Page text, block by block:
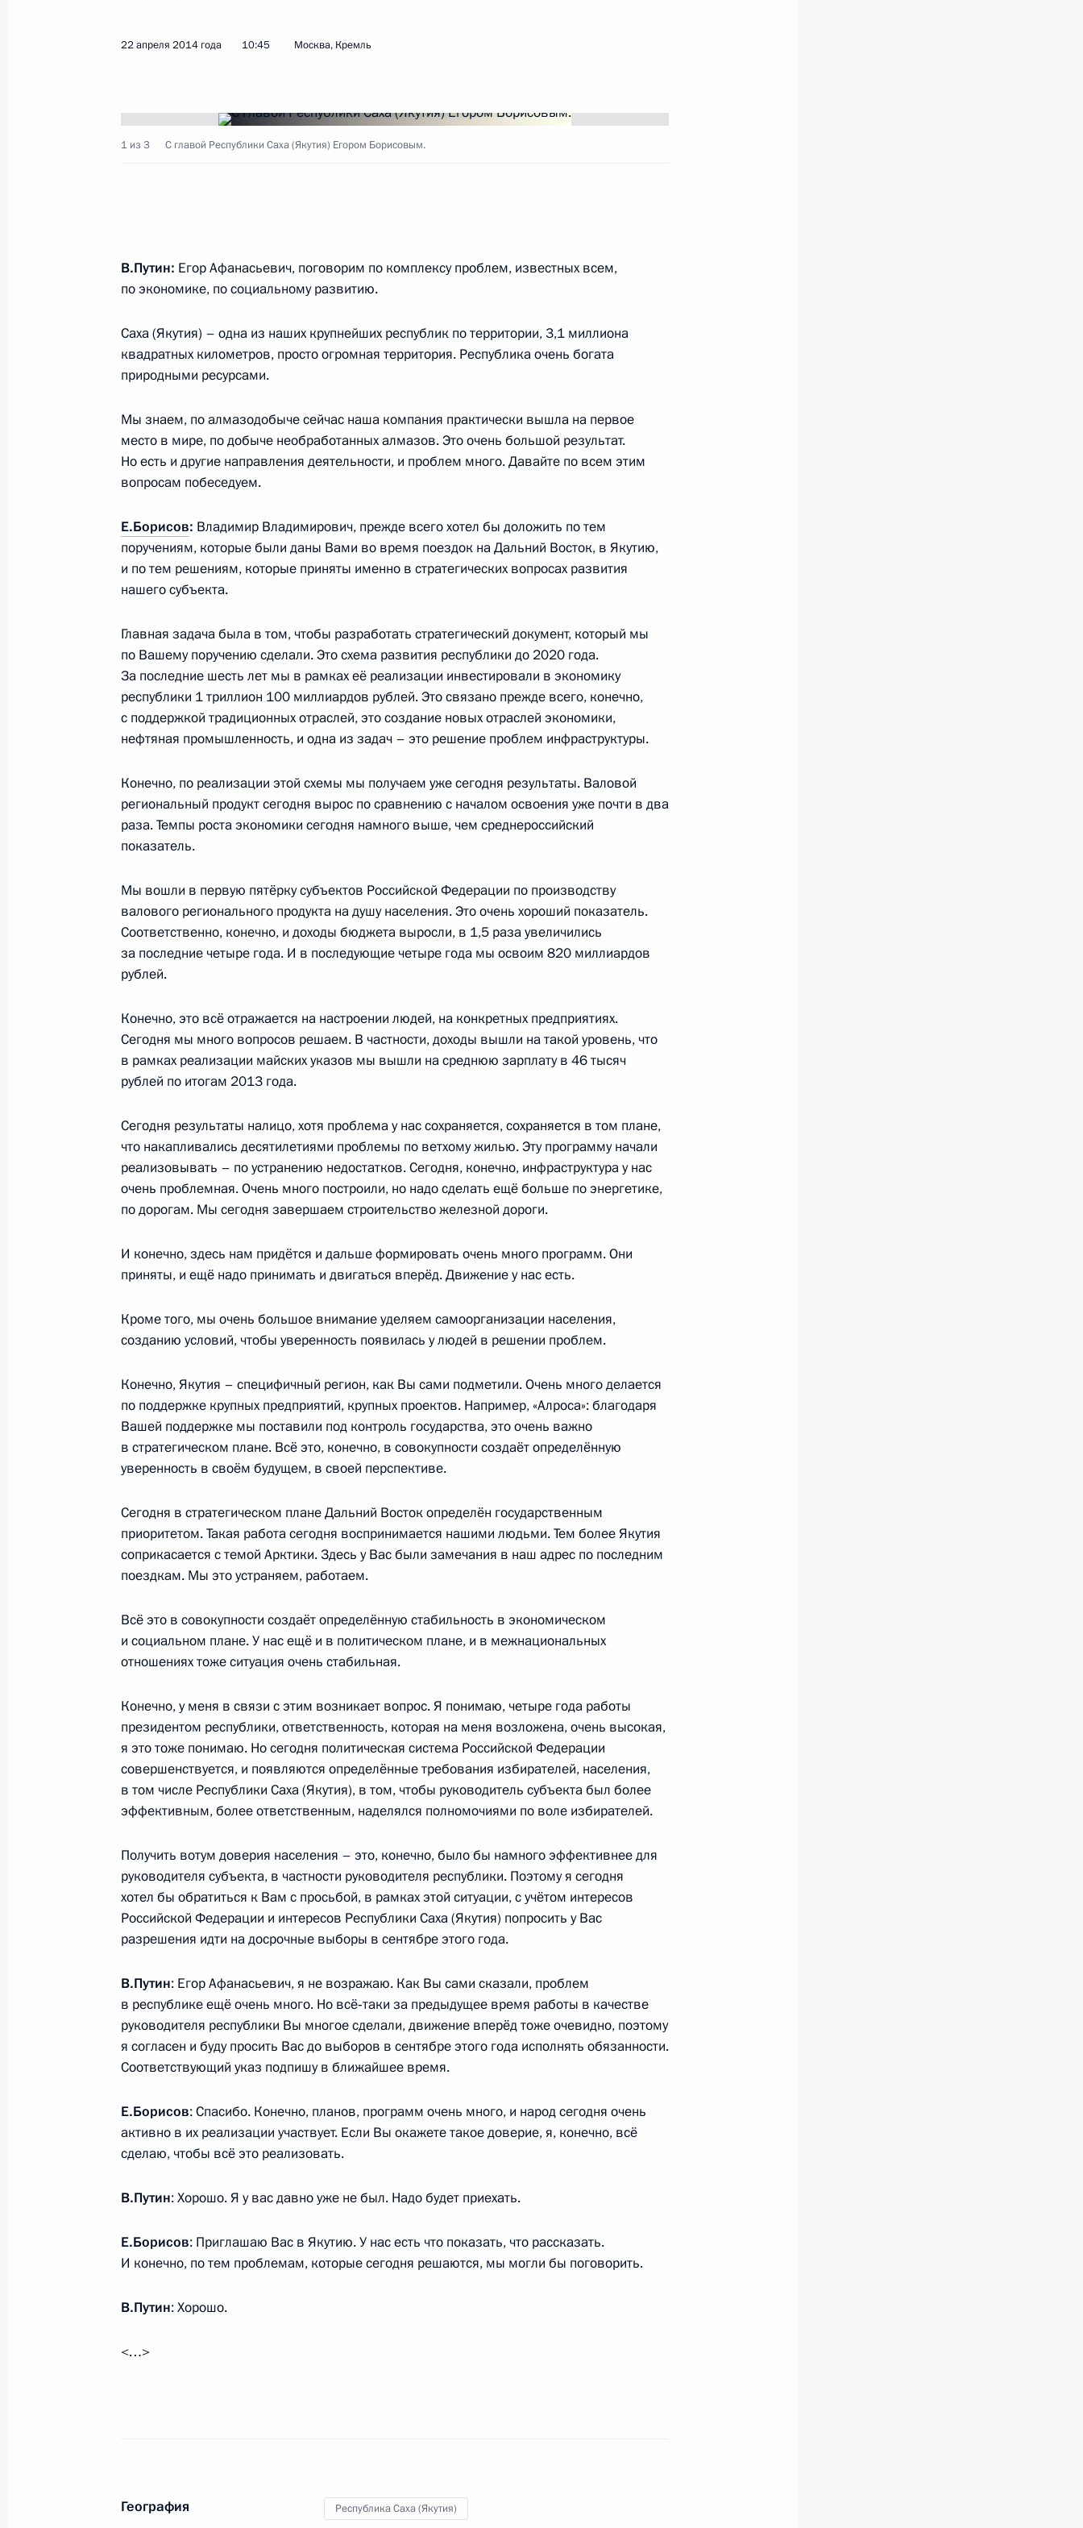
Показать следующие материалы
28 апреля 2014 года, понедельник
Совещание по вопросам стабильного развития моногородов
28 апреля 2014 года, 15:40 Петрозаводск
25 апреля 2014 года, пятница
Заседание Комиссии по военно-техническому сотрудничеству
25 апреля 2014 года, 13:20 Москва, Кремль
Басаргиным
24 апреля 2014 года, четверг
Медиафорум независимых региональных и местных СМИ
24 апреля 2014 года, 16:20 Санкт-Петербург
Рабочая встреча с Главой Республики Ингушетия Юнус-Беком
Евкуровым
23 апреля 2014 года, 16:30
3
Рабочая встреча с советником Президента Владимиром Толстым
23 апреля 2014 года, 15:45 Москва, Кремль
22 апреля 2014 года, вторник
Заседание Совета Безопасности по вопросу реализации
государственной политики в Арктике
Рабочая встреча с главой Республики Саха (Якутия) Егором
Борисовым
3
21 апреля 2014 года, понедельник
Совместное заседание Госсовета и Совета по нацпроектам
21 апреля 2014 года, 15:40
19 апреля 2014 года, суббота
Интервью программе «Вести в субботу»
19 апреля 2014 года, 21:00
Медведевым
Московская область, Ново-Огарёво
18 апреля 2014 года, пятница
Телемост с платформой «Приразломная»
18 апреля 2014 года, 15:45 Московская область, Ново-Огарёво
Встреча с главой концерна «Шелл» Беном ван Берденом
18 апреля 2014 года, 15:20 Московская область, Ново-Огарёво
5
Ответы на вопросы журналистов по итогам «Прямой линии»
17 апреля 2014 года, 16:15 Москва
Прямая линия с Владимиром Путиным
17 апреля 2014 года, 15:55 Москва
15 апреля 2014 года, вторник
Заседание попечительского совета Русского географического
общества
14 апреля 2014 года, понедельник
Встреча с Сергеем Аксёновым
22 апреля 2014 года 10:45 Москва, Кремль
1 из 3 С главой Республики Саха (Якутия) Егором Борисовым.
В.Путин: Егор Афанасьевич, поговорим по комплексу проблем, известных всем,
по экономике, по социальному развитию.
Саха (Якутия) – одна из наших крупнейших республик по территории, 3,1 миллиона
квадратных километров, просто огромная территория. Республика очень богата
природными ресурсами.
Мы знаем, по алмазодобыче сейчас наша компания практически вышла на первое
место в мире, по добыче необработанных алмазов. Это очень большой результат.
Но есть и другие направления деятельности, и проблем много. Давайте по всем этим
вопросам побеседуем.
Е.Борисов: Владимир Владимирович, прежде всего хотел бы доложить по тем
поручениям, которые были даны Вами во время поездок на Дальний Восток, в Якутию,
и по тем решениям, которые приняты именно в стратегических вопросах развития
нашего субъекта.
Главная задача была в том, чтобы разработать стратегический документ, который мы
по Вашему поручению сделали. Это схема развития республики до 2020 года.
За последние шесть лет мы в рамках её реализации инвестировали в экономику
республики 1 триллион 100 миллиардов рублей. Это связано прежде всего, конечно,
с поддержкой традиционных отраслей, это создание новых отраслей экономики,
нефтяная промышленность, и одна из задач – это решение проблем инфраструктуры.
Конечно, по реализации этой схемы мы получаем уже сегодня результаты. Валовой
региональный продукт сегодня вырос по сравнению с началом освоения уже почти в два
раза. Темпы роста экономики сегодня намного выше, чем среднероссийский
показатель.
Мы вошли в первую пятёрку субъектов Российской Федерации по производству
валового регионального продукта на душу населения. Это очень хороший показатель.
Соответственно, конечно, и доходы бюджета выросли, в 1,5 раза увеличились
за последние четыре года. И в последующие четыре года мы освоим 820 миллиардов
рублей.
Конечно, это всё отражается на настроении людей, на конкретных предприятиях.
Сегодня мы много вопросов решаем. В частности, доходы вышли на такой уровень, что
в рамках реализации майских указов мы вышли на среднюю зарплату в 46 тысяч
рублей по итогам 2013 года.
Сегодня результаты налицо, хотя проблема у нас сохраняется, сохраняется в том плане,
что накапливались десятилетиями проблемы по ветхому жилью. Эту программу начали
реализовывать – по устранению недостатков. Сегодня, конечно, инфраструктура у нас
очень проблемная. Очень много построили, но надо сделать ещё больше по энергетике,
по дорогам. Мы сегодня завершаем строительство железной дороги.
И конечно, здесь нам придётся и дальше формировать очень много программ. Они
приняты, и ещё надо принимать и двигаться вперёд. Движение у нас есть.
Кроме того, мы очень большое внимание уделяем самоорганизации населения,
созданию условий, чтобы уверенность появилась у людей в решении проблем.
Конечно, Якутия – специфичный регион, как Вы сами подметили. Очень много делается
по поддержке крупных предприятий, крупных проектов. Например, «Алроса»: благодаря
Вашей поддержке мы поставили под контроль государства, это очень важно
в стратегическом плане. Всё это, конечно, в совокупности создаёт определённую
уверенность в своём будущем, в своей перспективе.
Сегодня в стратегическом плане Дальний Восток определён государственным
приоритетом. Такая работа сегодня воспринимается нашими людьми. Тем более Якутия
соприкасается с темой Арктики. Здесь у Вас были замечания в наш адрес по последним
поездкам. Мы это устраняем, работаем.
Всё это в совокупности создаёт определённую стабильность в экономическом
и социальном плане. У нас ещё и в политическом плане, и в межнациональных
отношениях тоже ситуация очень стабильная.
Конечно, у меня в связи с этим возникает вопрос. Я понимаю, четыре года работы
президентом республики, ответственность, которая на меня возложена, очень высокая,
я это тоже понимаю. Но сегодня политическая система Российской Федерации
совершенствуется, и появляются определённые требования избирателей, населения,
в том числе Республики Саха (Якутия), в том, чтобы руководитель субъекта был более
эффективным, более ответственным, наделялся полномочиями по воле избирателей.
Получить вотум доверия населения – это, конечно, было бы намного эффективнее для
руководителя субъекта, в частности руководителя республики. Поэтому я сегодня
хотел бы обратиться к Вам с просьбой, в рамках этой ситуации, с учётом интересов
Российской Федерации и интересов Республики Саха (Якутия) попросить у Вас
разрешения идти на досрочные выборы в сентябре этого года.
В.Путин: Егор Афанасьевич, я не возражаю. Как Вы сами сказали, проблем
в республике ещё очень много. Но всё‑таки за предыдущее время работы в качестве
руководителя республики Вы многое сделали, движение вперёд тоже очевидно, поэтому
я согласен и буду просить Вас до выборов в сентябре этого года исполнять обязанности.
Соответствующий указ подпишу в ближайшее время.
Е.Борисов: Спасибо. Конечно, планов, программ очень много, и народ сегодня очень
активно в их реализации участвует. Если Вы окажете такое доверие, я, конечно, всё
сделаю, чтобы всё это реализовать.
В.Путин: Хорошо. Я у вас давно уже не был. Надо будет приехать.
Е.Борисов: Приглашаю Вас в Якутию. У нас есть что показать, что рассказать.
И конечно, по тем проблемам, которые сегодня решаются, мы могли бы поговорить.
В.Путин: Хорошо.
<…>
География Республика Саха (Якутия)